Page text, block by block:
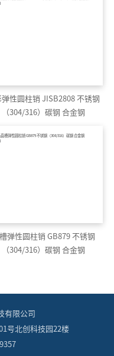
性圆柱销 JISB2808 不锈钢
（304/316）碳钢 合金钢
弹性圆柱销 GB879 不锈钢
（304/316）碳钢 合金钢
有限公司
号北创科技园22楼